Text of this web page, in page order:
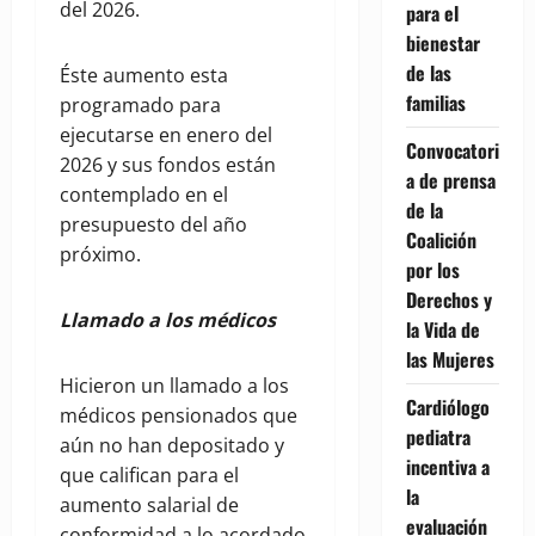
del 2026.
Éste aumento esta
programado para
ejecutarse en enero del
2026 y sus fondos están
contemplado en el
presupuesto del año
próximo.
Llamado a los médicos
Hicieron un llamado a los
médicos pensionados que
aún no han depositado y
que califican para el
aumento salarial de
para el
bienestar
de las
familias
Convocatori
a de prensa
de la
Coalición
por los
Derechos y
la Vida de
las Mujeres
Cardiólogo
pediatra
incentiva a
la
evaluación